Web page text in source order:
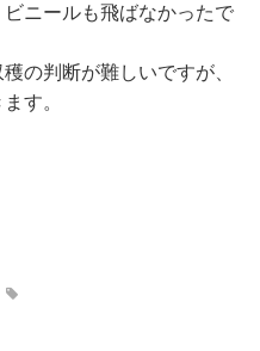
ニールも飛ばなかったで
の判断が難しいですが、
す。